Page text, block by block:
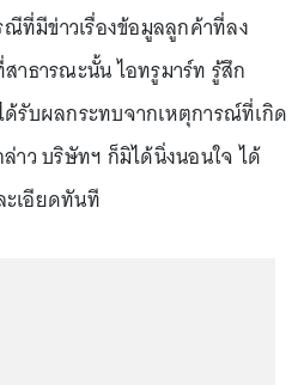
ณีที่มีข่าวเรื่องข้อมูลลูกค้าที่ลง
าธารณะนั้น ไอทรูมาร์ท รู้สึก
รับผลกระทบจากเหตุการณ์ที่เกิด
าว บริษัทฯ ก็มิได้นิ่งนอนใจ ได้
ะเอียดทันที